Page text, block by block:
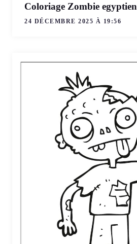
Coloriage Zombie egyptien
24 DÉCEMBRE 2025 À 19:56